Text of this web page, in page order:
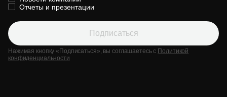
Отчеты и презентации
Подписаться
Нажимая кнопку «Подписаться», вы соглашаетесь с Политикой
конфиденциальности